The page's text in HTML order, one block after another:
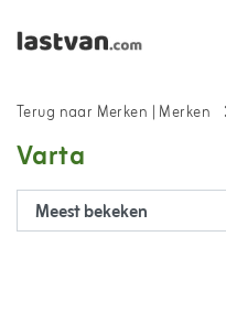
Terug naar Merken | Merken
Varta